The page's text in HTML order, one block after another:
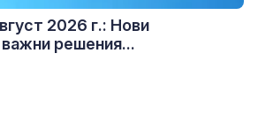
2026 г.: Нови
решения...